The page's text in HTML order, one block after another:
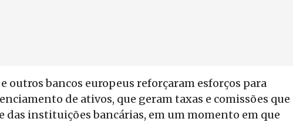
outros bancos europeus reforçaram esforços para
de ativos, que geram taxas e comissões que
das instituições bancárias, em um momento em que